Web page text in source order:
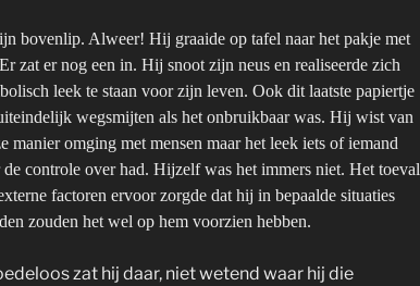
bovenlip. Alweer! Hij graaide op tafel naar het pakje met
zat er nog een in. Hij snoot zijn neus en realiseerde zich
leek te staan voor zijn leven. Ook dit laatste papiertje
wegsmijten als het onbruikbaar was. Hij wist van
manier omging met mensen maar het leek iets of iemand
de controle over had. Hijzelf was het immers niet. Het toeval
factoren ervoor zorgde dat hij in bepaalde situaties
zouden het wel op hem voorzien hebben.
zat hij daar, niet wetend waar hij die